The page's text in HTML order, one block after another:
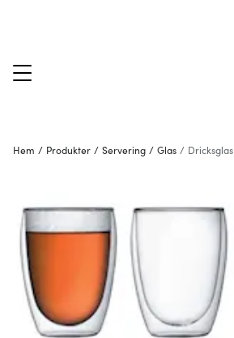
Hem / Produkter / Servering / Glas / Dricksglas